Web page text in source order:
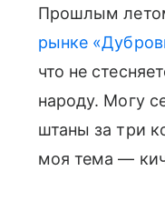
Прошлым
рынке
что не
народу. Могу
штаны за три
моя тема —